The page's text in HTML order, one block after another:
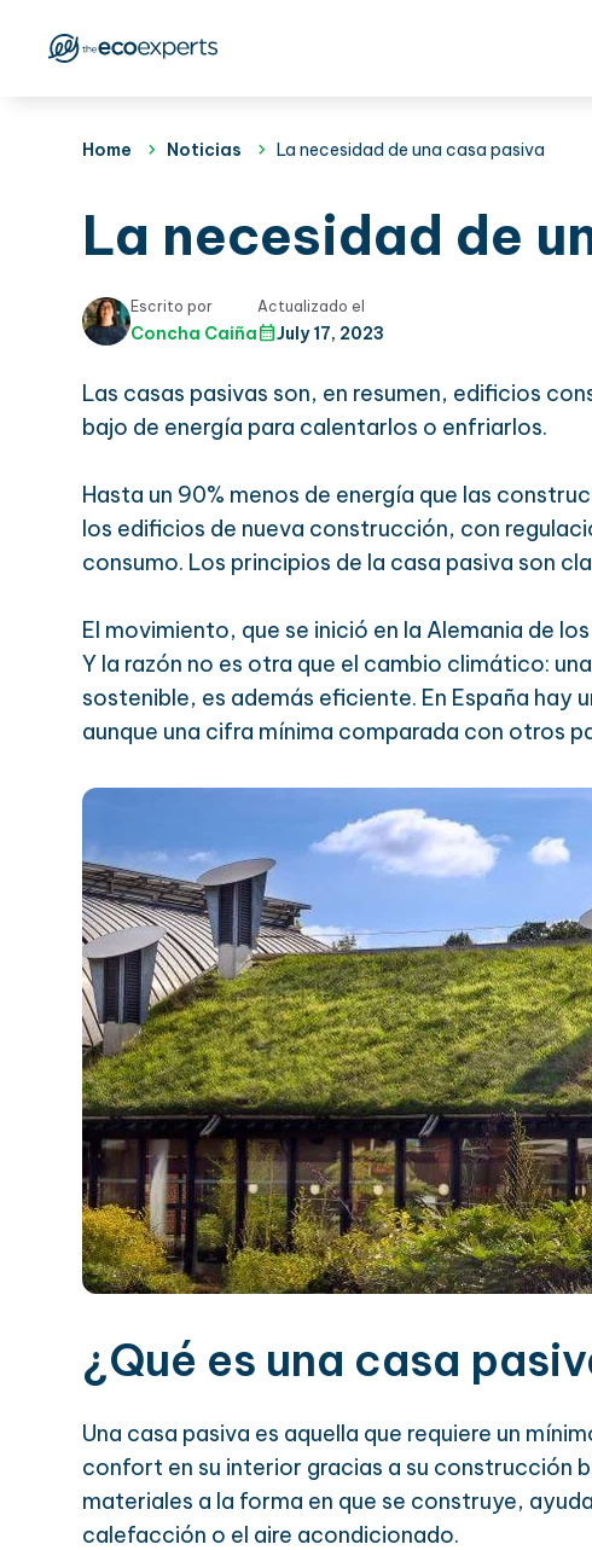
Home Noticias La necesidad de una casa pasiva
La necesidad de
Escrito por
Concha Caiña
Actualizado el
July 17, 2023
Las casas pasivas son, en resumen, edificios
bajo de energía para calentarlos o enfriarlos.
Hasta un 90% menos de energía que las
los edificios de nueva construcción, con
consumo. Los principios de la casa pasiva son
El movimiento, que se inició en la Alemania de
Y la razón no es otra que el cambio climático:
sostenible, es además eficiente. En España hay
aunque una cifra mínima comparada con otros
¿Qué es una casa
Una casa pasiva es aquella que requiere un
confort en su interior gracias a su construcción
materiales a la forma en que se construye,
calefacción o el aire acondicionado.